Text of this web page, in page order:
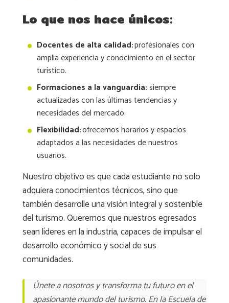
Lo que nos hace únicos:
Docentes de alta calidad:profesionales con
amplia experiencia y conocimiento en el sector
turístico.
Formaciones a la vanguardia:siempre
actualizadas con las últimas tendencias y
necesidades del mercado.
Flexibilidad:ofrecemos horarios y espacios
adaptados a las necesidades de nuestros
usuarios.
Nuestro objetivo es que cada estudiante no solo
adquiera conocimientos técnicos, sino que
también desarrolle una visión integral y sostenible
del turismo. Queremos que nuestros egresados
sean líderes en la industria, capaces de impulsar el
desarrollo económico y social de sus
comunidades.
Únete a nosotros y transforma tu futuro en el
apasionante mundo del turismo. En la Escuela de